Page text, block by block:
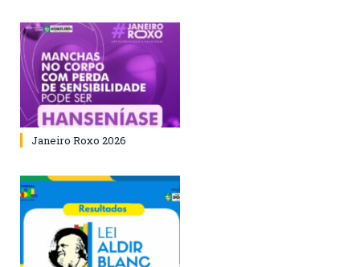
Janeiro Roxo 2026